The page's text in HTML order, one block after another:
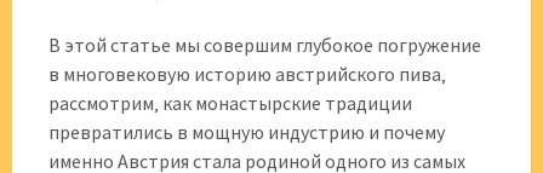
В этой статье мы совершим глубокое погружение
в многовековую историю австрийского пива‚
рассмотрим‚ как монастырские традиции
превратились в мощную индустрию и почему
именно Австрия стала родиной одного из самых